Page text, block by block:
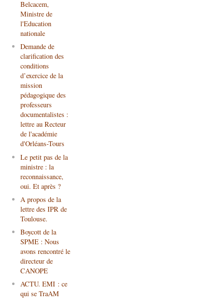
Belcacem,
Ministre de
l'Education
nationale
Demande de
clarification des
conditions
d’exercice de la
mission
pédagogique des
professeurs
documentalistes :
lettre au Recteur
de l'académie
d'Orléans-Tours
Le petit pas de la
ministre : la
reconnaissance,
oui. Et après ?
A propos de la
lettre des IPR de
Toulouse.
Boycott de la
SPME : Nous
avons rencontré le
directeur de
CANOPE
ACTU. EMI : ce
qui se TraAM